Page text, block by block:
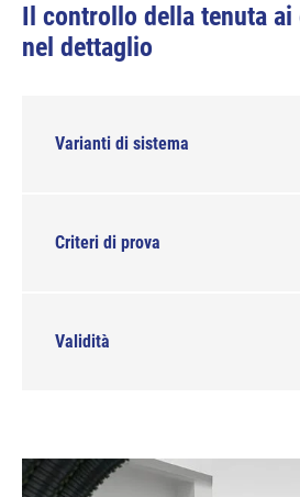
Il controllo della tenuta ai
nel dettaglio
Varianti di sistema
Criteri di prova
Validità